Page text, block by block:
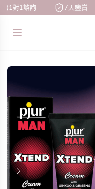
1對1諮詢 7天鑒賞